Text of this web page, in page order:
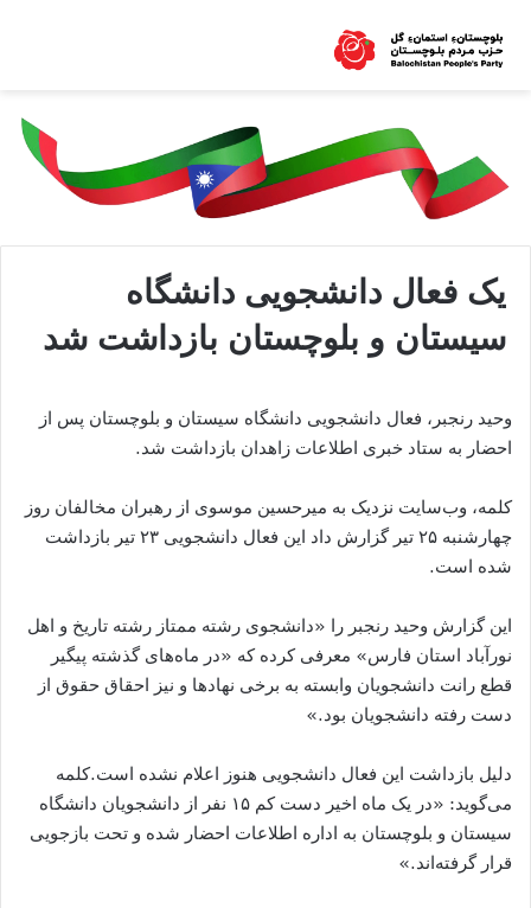
یک فعال دانشجویی دانشگاه
سیستان و بلوچستان بازداشت شد
وحید رنجبر، فعال دانشجویی دانشگاه سیستان و بلوچستان پس از
احضار به ستاد خبری اطلاعات زاهدان بازداشت شد.
کلمه، وب‌سایت نزدیک به میرحسین موسوی از رهبران مخالفان روز
چهارشنبه ۲۵ تیر گزارش داد این فعال دانشجویی ۲۳ تیر بازداشت
شده است.
این گزارش وحید رنجبر را «دانشجوی رشته ممتاز رشته تاریخ و اهل
نورآباد استان فارس» معرفی کرده که «در ماه‌های گذشته پیگیر
قطع رانت دانشجویان وابسته به برخی نهادها و نیز احقاق حقوق از
دست رفته دانشجویان بود.»
دلیل بازداشت این فعال دانشجویی هنوز اعلام نشده است.کلمه
می‌گوید: «در یک ماه اخیر دست کم ۱۵ نفر از دانشجویان دانشگاه
سیستان و بلوچستان به اداره اطلاعات احضار شده و تحت بازجویی
قرار گرفته‌اند.»